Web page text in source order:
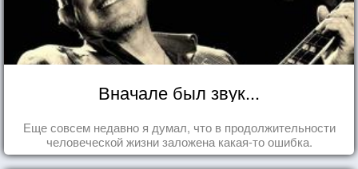
Вначале был звук...
Еще совсем недавно я думал, что в продолжительности
человеческой жизни заложена какая-то ошибка.